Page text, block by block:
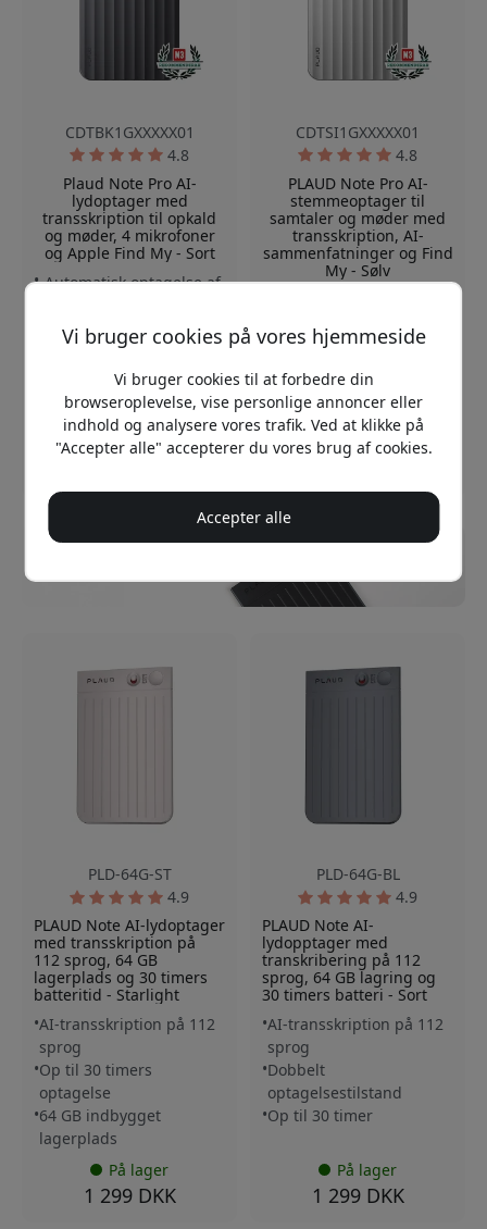
CDTBK1GXXXXX01
4.8
Plaud Note Pro AI-
lydoptager med
transskription til opkald
og møder, 4 mikrofoner
og Apple Find My - Sort
Automatisk optagelse af
Fire mikrofoner med
rækkevidde
Op til 50 timers
batterilevetid
På lager
CDTSI1GXXXXX01
4.8
PLAUD Note Pro AI-
stemmeoptager til
samtaler og møder med
transskription, AI-
sammenfatninger og Find
My - Sølv
Fire langtrækkende
Op til 50 timers
batterilevetid
På lager
PLD-64G-ST
4.9
PLAUD Note AI-lydoptager
med transskription på
112 sprog, 64 GB
lagerplads og 30 timers
batteritid - Starlight
AI-transskription på 112
sprog
Op til 30 timers
optagelse
64 GB indbygget
lagerplads
På lager
1 299 DKK
PLD-64G-BL
4.9
PLAUD Note AI-
lydopptager med
transkribering på 112
sprog, 64 GB lagring og
30 timers batteri - Sort
AI-transskription på 112
sprog
Dobbelt
optagelsestilstand
Op til 30 timer
På lager
1 299 DKK
Vi bruger cookies på vores hjemmeside
Vi bruger cookies til at forbedre din
browseroplevelse, vise personlige annoncer eller
indhold og analysere vores trafik. Ved at klikke på
"Accepter alle" accepterer du vores brug af cookies.
Accepter alle